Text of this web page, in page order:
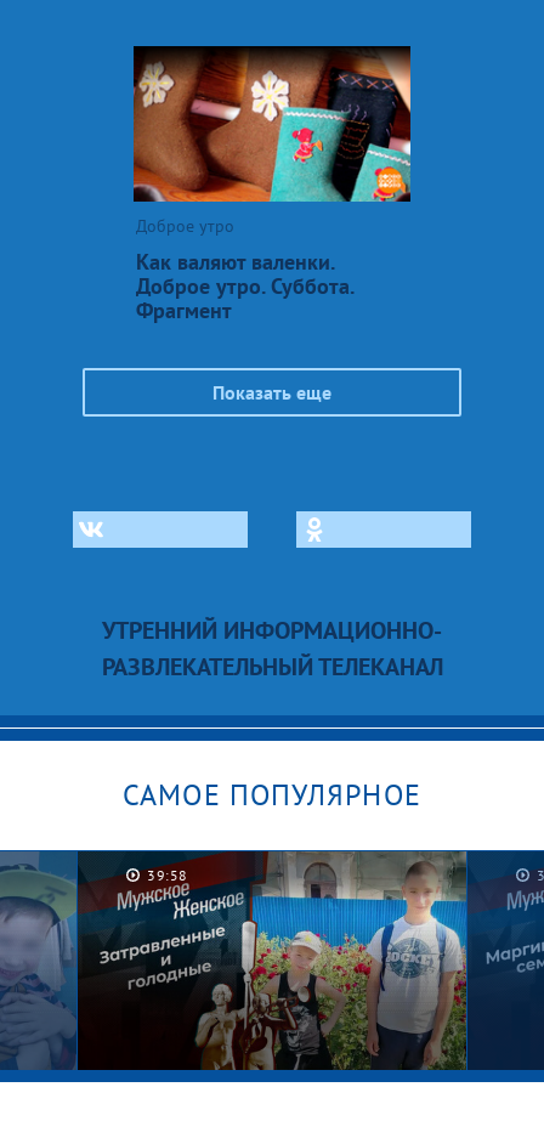
Доброе утро
Как валяют валенки.
Доброе утро. Суббота.
Фрагмент
Показать еще
УТРЕННИЙ ИНФОРМАЦИОННО-
РАЗВЛЕКАТЕЛЬНЫЙ ТЕЛЕКАНАЛ
САМОЕ ПОПУЛЯРНОЕ
39:58